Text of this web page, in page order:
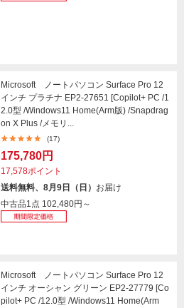
Microsoft ノートパソコン Surface Pro 12
インチ プラチナ EP2-27651 [Copilot+ PC /1
2.0型 /Windows11 Home(Arm版) /Snapdrag
on X Plus /メモリ...
(17)
175,780円
17,578ポイント
送料無料、8月9日（日） お届け
中古品1点 102,480円～
Microsoft ノートパソコン Surface Pro 12
インチ オーシャン グリーン EP2-27779 [Co
pilot+ PC /12.0型 /Windows11 Home(Arm